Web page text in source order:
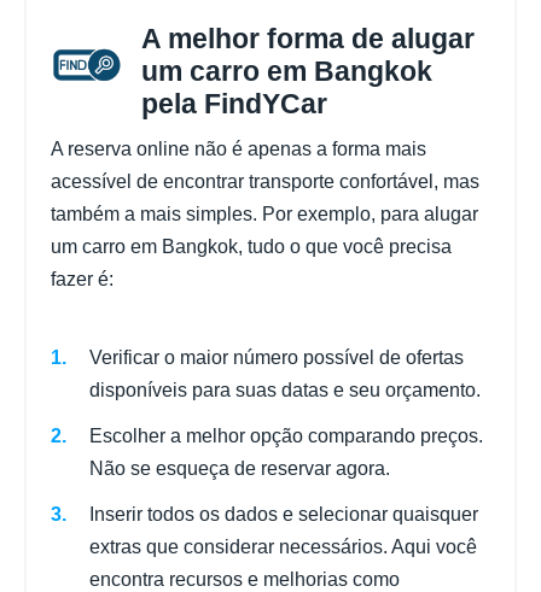
A melhor forma de alugar
um carro em Bangkok
pela FindYCar
A reserva online não é apenas a forma mais
acessível de encontrar transporte confortável, mas
também a mais simples. Por exemplo, para alugar
um carro em Bangkok, tudo o que você precisa
fazer é:
Verificar o maior número possível de ofertas
disponíveis para suas datas e seu orçamento.
Escolher a melhor opção comparando preços.
Não se esqueça de reservar agora.
Inserir todos os dados e selecionar quaisquer
extras que considerar necessários. Aqui você
encontra recursos e melhorias como